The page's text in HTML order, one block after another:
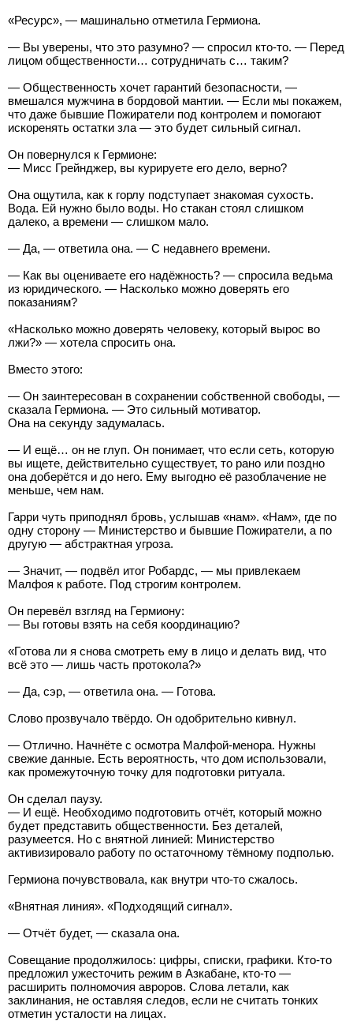
«Ресурс», — машинально отметила Гермиона.
— Вы уверены, что это разумно? — спросил кто-то. — Перед
лицом общественности… сотрудничать с… таким?
— Общественность хочет гарантий безопасности, —
вмешался мужчина в бордовой мантии. — Если мы покажем,
что даже бывшие Пожиратели под контролем и помогают
искоренять остатки зла — это будет сильный сигнал.
Он повернулся к Гермионе:
— Мисс Грейнджер, вы курируете его дело, верно?
Она ощутила, как к горлу подступает знакомая сухость.
Вода. Ей нужно было воды. Но стакан стоял слишком
далеко, а времени — слишком мало.
— Да, — ответила она. — С недавнего времени.
— Как вы оцениваете его надёжность? — спросила ведьма
из юридического. — Насколько можно доверять его
показаниям?
«Насколько можно доверять человеку, который вырос во
лжи?» — хотела спросить она.
Вместо этого:
— Он заинтересован в сохранении собственной свободы, —
сказала Гермиона. — Это сильный мотиватор.
Она на секунду задумалась.
— И ещё… он не глуп. Он понимает, что если сеть, которую
вы ищете, действительно существует, то рано или поздно
она доберётся и до него. Ему выгодно её разоблачение не
меньше, чем нам.
Гарри чуть приподнял бровь, услышав «нам». «Нам», где по
одну сторону — Министерство и бывшие Пожиратели, а по
другую — абстрактная угроза.
— Значит, — подвёл итог Робардс, — мы привлекаем
Малфоя к работе. Под строгим контролем.
Он перевёл взгляд на Гермиону:
— Вы готовы взять на себя координацию?
«Готова ли я снова смотреть ему в лицо и делать вид, что
всё это — лишь часть протокола?»
— Да, сэр, — ответила она. — Готова.
Слово прозвучало твёрдо. Он одобрительно кивнул.
— Отлично. Начнёте с осмотра Малфой-менора. Нужны
свежие данные. Есть вероятность, что дом использовали,
как промежуточную точку для подготовки ритуала.
Он сделал паузу.
— И ещё. Необходимо подготовить отчёт, который можно
будет представить общественности. Без деталей,
разумеется. Но с внятной линией: Министерство
активизировало работу по остаточному тёмному подполью.
Гермиона почувствовала, как внутри что-то сжалось.
«Внятная линия». «Подходящий сигнал».
— Отчёт будет, — сказала она.
Совещание продолжилось: цифры, списки, графики. Кто-то
предложил ужесточить режим в Азкабане, кто-то —
расширить полномочия авроров. Слова летали, как
заклинания, не оставляя следов, если не считать тонких
отметин усталости на лицах.